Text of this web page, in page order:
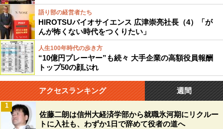
語り部の経営者たち
HIROTSUバイオサイエンス 広津崇亮社長（4）「が
んが怖くない時代をつくりたい」
人生100年時代の歩き方
“10億円プレーヤー”も続々 大手企業の高額役員報酬
トップ50の顔ぶれ
アクセスランキング 週間
佐藤二朗は信州大経済学部から就職氷河期にリクルー
トに入社も、わずか1日で辞めて役者の道へ
1